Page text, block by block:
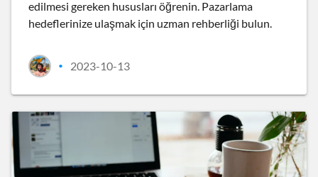
edilmesi gereken hususları öğrenin. Pazarlama
hedeflerinize ulaşmak için uzman rehberliği bulun.
• 2023-10-13